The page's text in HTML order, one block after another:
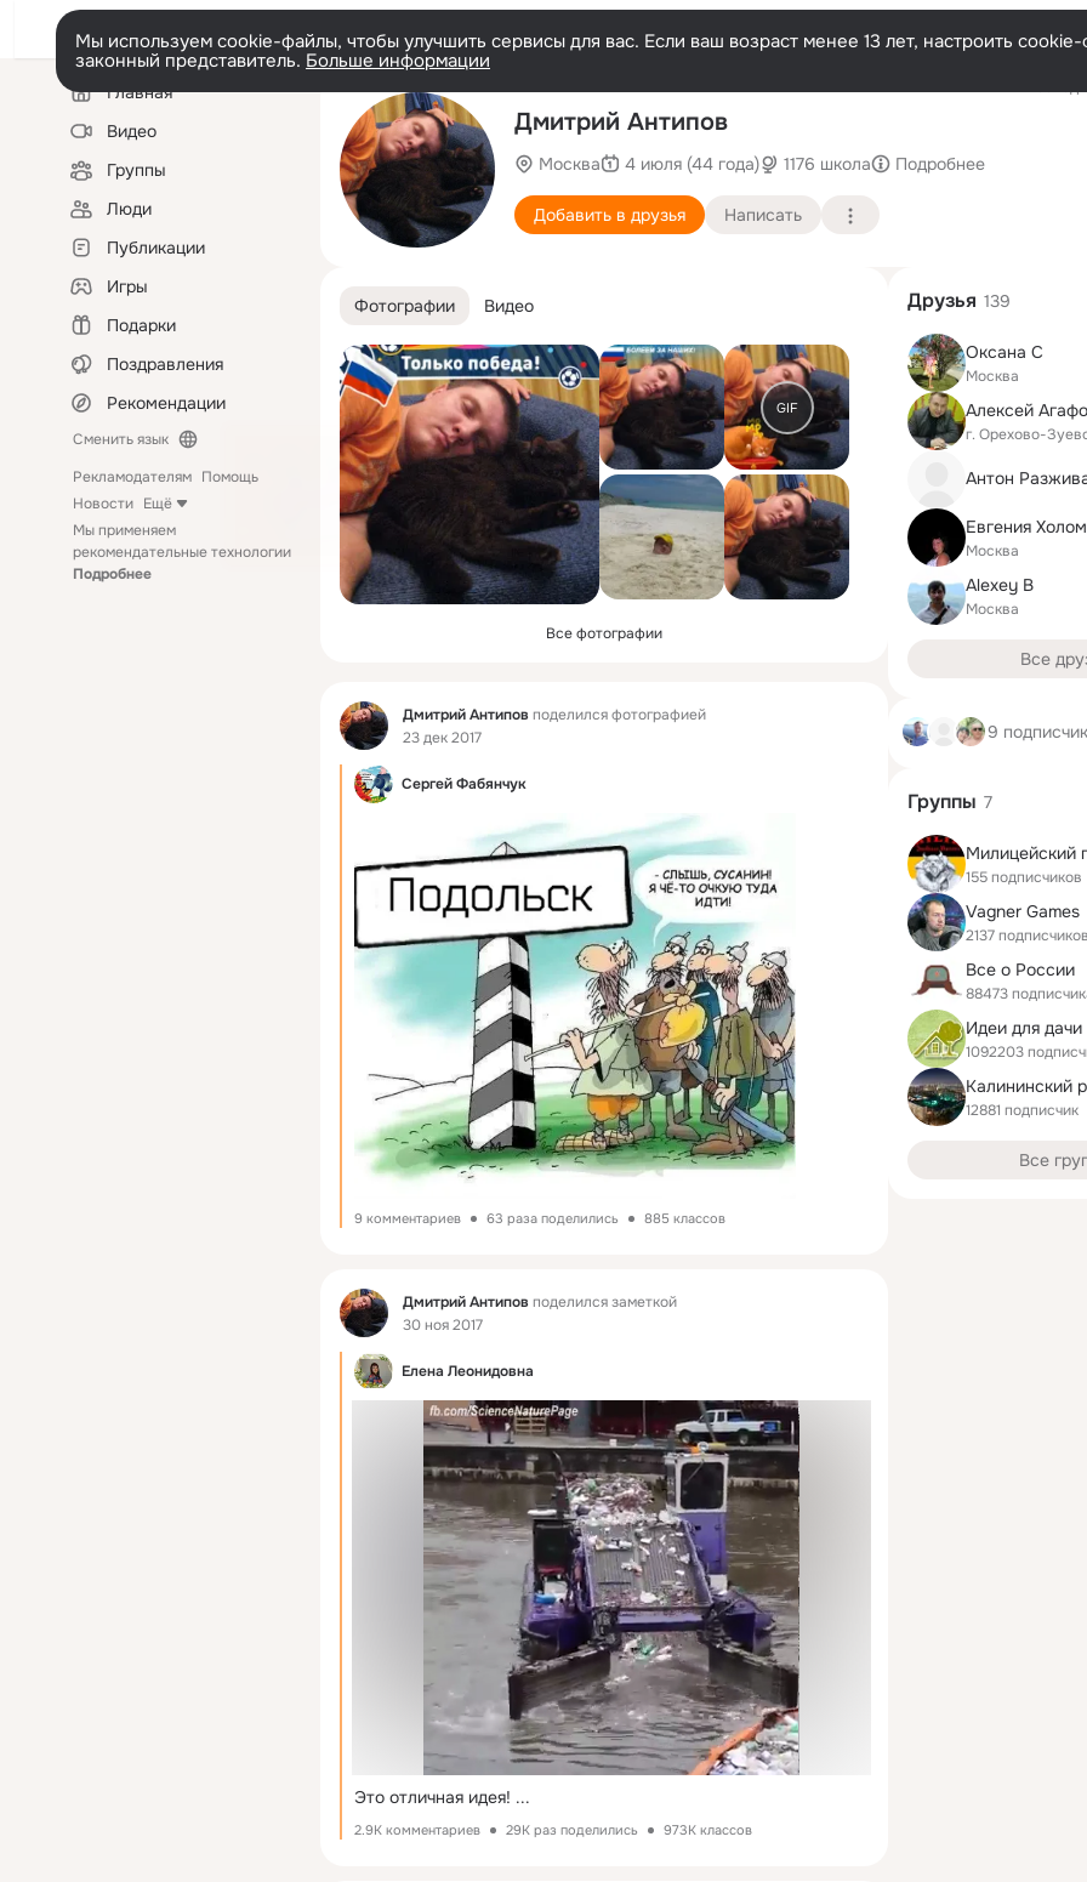
Мы используем cookie-файлы, чтобы улучшить сервисы для вас. Если ваш возраст менее 13 лет, настроить
законный представитель. Больше информации
Левая
колонкаГлавная
Видео
Группы
Люди
Публикации
Игры
Подарки
Поздравления
Рекомендации
Сменить язык
Рекламодателям Помощь
Новости Ещё
Мы применяем
рекомендательные технологии
Подробнее
Дмитрий Антипов
Москва 4 июля (44 года) 1176 школа Подробнее
Добавить в друзья Написать
Фотографии Видео
GIF
Все фотографии
Фид Дмитрий Антипов поделился фотографией
23 дек 2017
Сергей Фабянчук
9 комментариев 63 раза поделились 885 классов
Фид Дмитрий Антипов поделился заметкой
30 ноя 2017
Елена Леонидовна
Это отличная идея! ...
2.9K комментариев 29K раз поделились 973K классов
Друзья 139
Оксана С
Москва
Алексей
г. Орехово-
Антон
Евгения
Москва
Alexey B
Москва
Все
9
Группы 7
155 подписчиков
Vagner Games
2137
Все о России
88473
Идеи для дачи
1092203
12881 подписчик
Все